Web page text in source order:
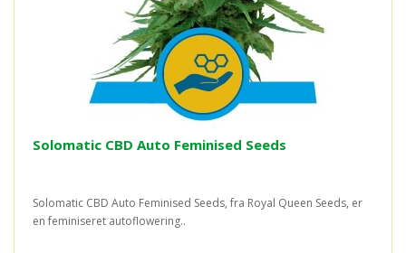
Solomatic CBD Auto Feminised Seeds
Solomatic CBD Auto Feminised Seeds, fra Royal Queen Seeds, er
en feminiseret autoflowering..